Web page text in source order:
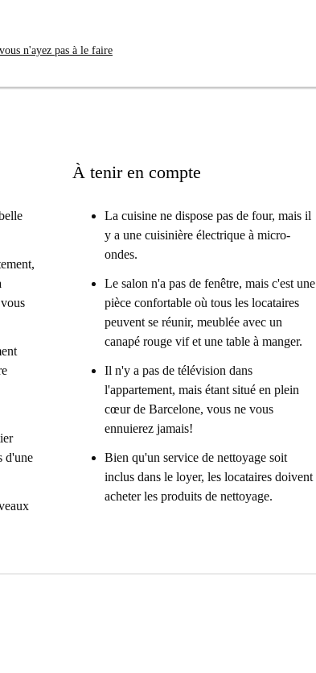
n'ayez pas à le faire
d'une
À tenir en compte
La cuisine ne dispose pas de four, mais il
y a une cuisinière électrique à micro-
ondes.
Le salon n'a pas de fenêtre, mais c'est une
pièce confortable où tous les locataires
peuvent se réunir, meublée avec un
canapé rouge vif et une table à manger.
Il n'y a pas de télévision dans
l'appartement, mais étant situé en plein
cœur de Barcelone, vous ne vous
ennuierez jamais!
Bien qu'un service de nettoyage soit
inclus dans le loyer, les locataires doivent
acheter les produits de nettoyage.